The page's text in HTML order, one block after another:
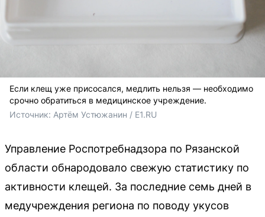
Если клещ уже присосался, медлить нельзя — необходимо
срочно обратиться в медицинское учреждение.
Источник: Артём Устюжанин / E1.RU
Управление Роспотребнадзора по Рязанской
области обнародовало свежую статистику по
активности клещей. За последние семь дней в
медучреждения региона по поводу укусов